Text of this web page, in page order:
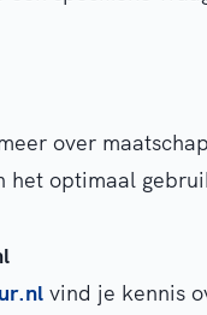
over
het optimaal
vind je kennis